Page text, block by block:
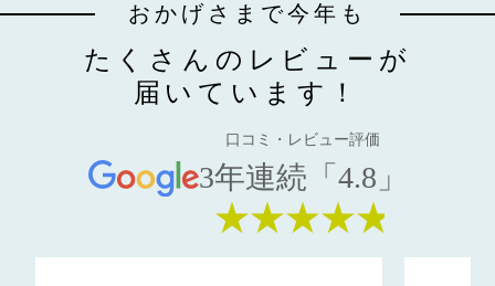
おかげさまで今年も
たくさんのレビューが
届いています！
口コミ・レビュー評価
3年連続「4.8」
★★★★★